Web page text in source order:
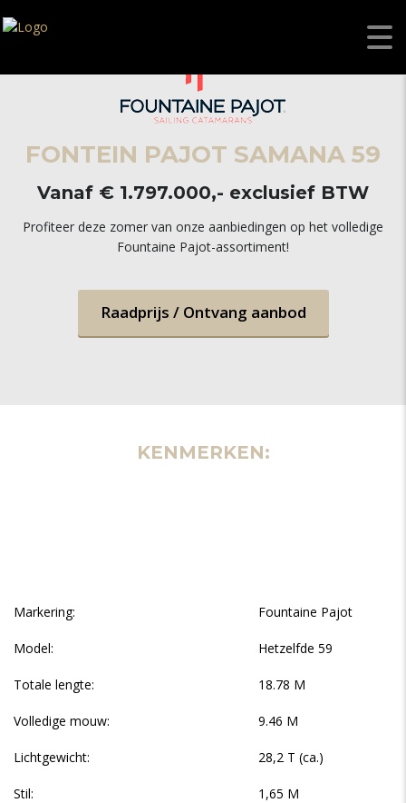
FONTEIN PAJOT SAMANA 59
Vanaf € 1.797.000,- exclusief BTW
Profiteer deze zomer van onze aanbiedingen op het volledige
Fountaine Pajot-assortiment!
Raadprijs / Ontvang aanbod
KENMERKEN:
Markering: Fountaine Pajot
Model: Hetzelfde 59
Totale lengte: 18.78 M
Volledige mouw: 9.46 M
Lichtgewicht: 28,2 T (ca.)
Stil: 1,65 M